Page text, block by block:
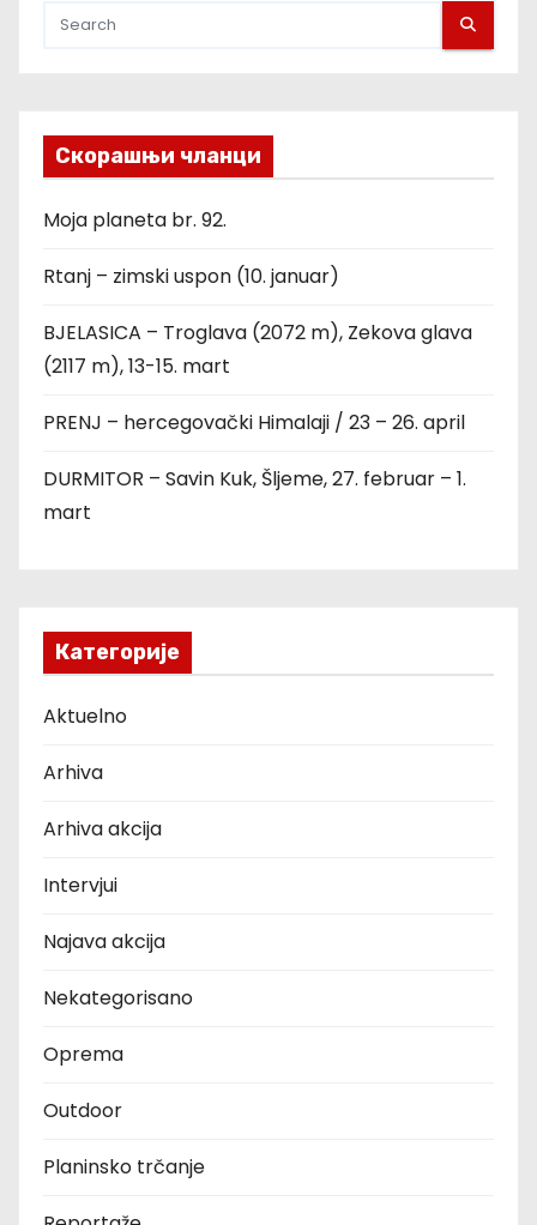
Скорашњи чланци
Moja planeta br. 92.
Rtanj – zimski uspon (10. januar)
BJELASICA – Troglava (2072 m), Zekova glava
(2117 m), 13-15. mart
PRENJ – hercegovački Himalaji / 23 – 26. april
DURMITOR – Savin Kuk, Šljeme, 27. februar – 1.
mart
Категорије
Aktuelno
Arhiva
Arhiva akcija
Intervjui
Najava akcija
Nekategorisano
Oprema
Outdoor
Planinsko trčanje